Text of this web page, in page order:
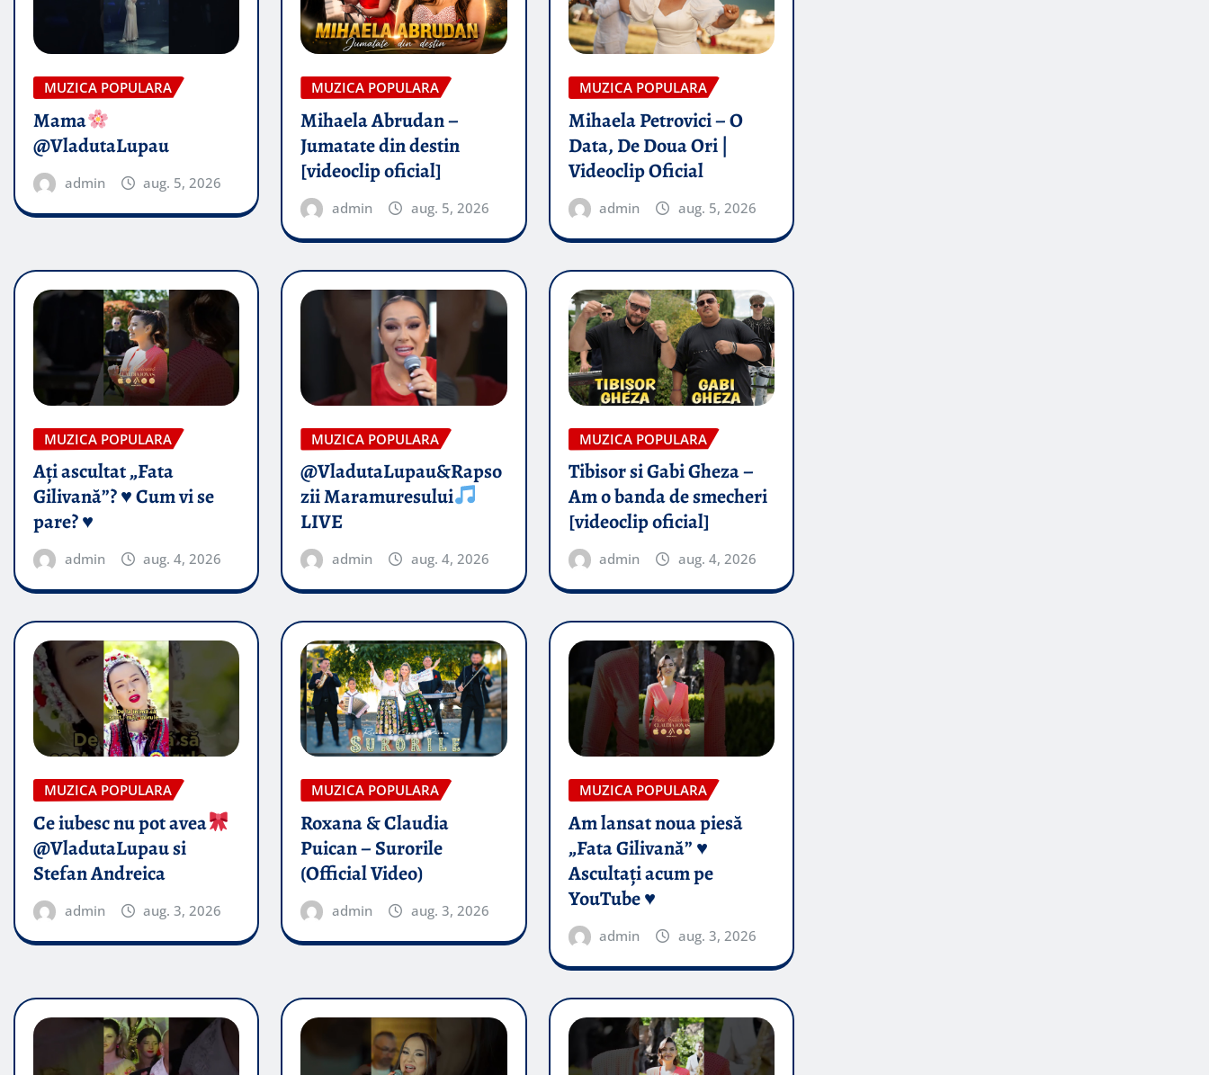
MUZICA POPULARA
Mama
@VladutaLupau
admin aug. 5, 2026
MUZICA POPULARA
Mihaela Abrudan –
Jumatate din destin
[videoclip oficial]
admin aug. 5, 2026
MUZICA POPULARA
Mihaela Petrovici – O
Data, De Doua Ori |
Videoclip Oficial
admin aug. 5, 2026
MUZICA POPULARA
Ați ascultat „Fata
Gilivană”? ♥️ Cum vi se
pare? ♥️
admin aug. 4, 2026
MUZICA POPULARA
@VladutaLupau&Rapso
zii Maramuresului
LIVE
admin aug. 4, 2026
MUZICA POPULARA
Tibisor si Gabi Gheza –
Am o banda de smecheri
[videoclip oficial]
admin aug. 4, 2026
MUZICA POPULARA
Ce iubesc nu pot avea
@VladutaLupau si
Stefan Andreica
admin aug. 3, 2026
MUZICA POPULARA
Roxana & Claudia
Puican – Surorile
(Official Video)
admin aug. 3, 2026
MUZICA POPULARA
Am lansat noua piesă
„Fata Gilivană” ♥️
Ascultați acum pe
YouTube ♥️
admin aug. 3, 2026